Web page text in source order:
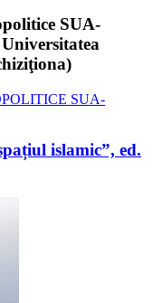
SUA-
islamic”, ed.